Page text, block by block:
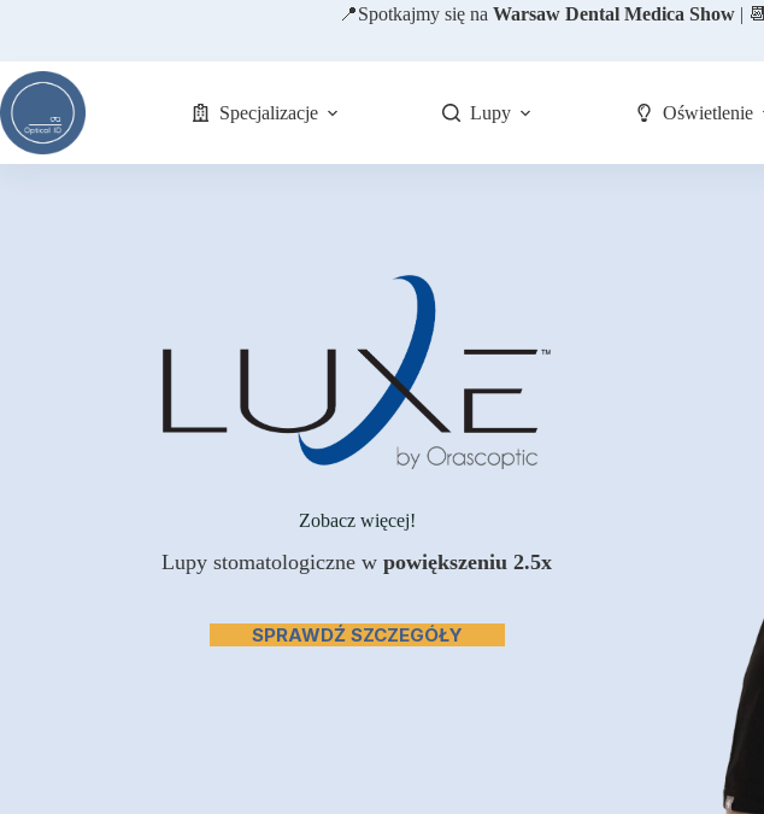
📍Spotkajmy się na Warsaw Dental Medica Show| 📆
Specjalizacje Lupy Oświetlenie
Zobacz więcej!
Lupy stomatologiczne wpowiększeniu 2.5x
SPRAWDŹ SZCZEGÓŁY